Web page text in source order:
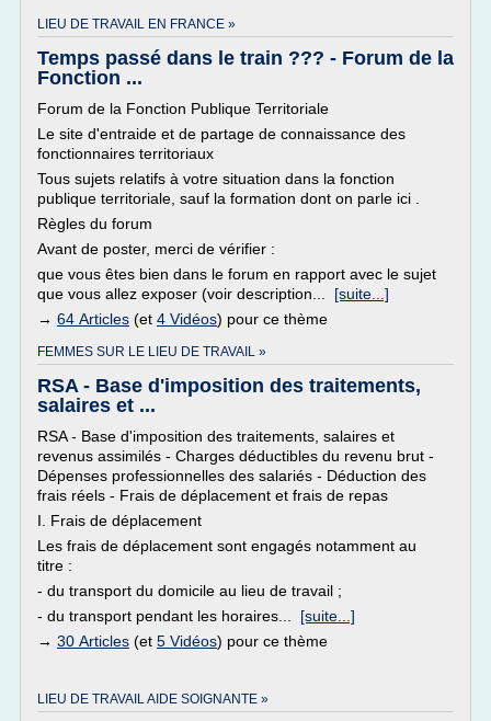
LIEU DE TRAVAIL EN FRANCE »
Temps passé dans le train ??? - Forum de la
Fonction ...
Forum de la Fonction Publique Territoriale
Le site d'entraide et de partage de connaissance des
fonctionnaires territoriaux
Tous sujets relatifs à votre situation dans la fonction
publique territoriale, sauf la formation dont on parle ici .
Règles du forum
Avant de poster, merci de vérifier :
que vous êtes bien dans le forum en rapport avec le sujet
que vous allez exposer (voir description... [suite...]
→ 64 Articles (et 4 Vidéos) pour ce thème
FEMMES SUR LE LIEU DE TRAVAIL »
RSA - Base d'imposition des traitements,
salaires et ...
RSA - Base d'imposition des traitements, salaires et
revenus assimilés - Charges déductibles du revenu brut -
Dépenses professionnelles des salariés - Déduction des
frais réels - Frais de déplacement et frais de repas
I. Frais de déplacement
Les frais de déplacement sont engagés notamment au
titre :
- du transport du domicile au lieu de travail ;
- du transport pendant les horaires... [suite...]
→ 30 Articles (et 5 Vidéos) pour ce thème
LIEU DE TRAVAIL AIDE SOIGNANTE »